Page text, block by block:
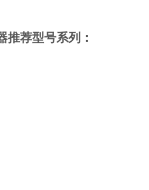
推荐型号系列：